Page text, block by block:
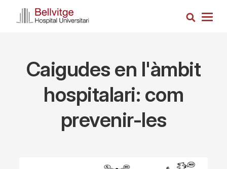
Search
Caigudes en l'àmbit
hospitalari: com
prevenir-les